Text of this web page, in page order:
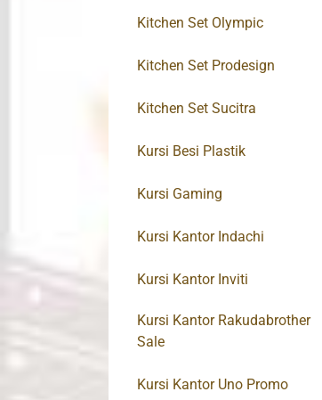
Kitchen Set Olympic
Kitchen Set Prodesign
Kitchen Set Sucitra
Kursi Besi Plastik
Kursi Gaming
Kursi Kantor Indachi
Kursi Kantor Inviti
Kursi Kantor Rakudabrother
Sale
Kursi Kantor Uno Promo